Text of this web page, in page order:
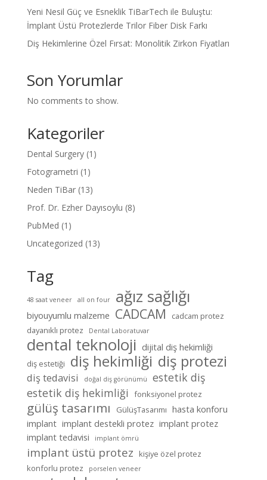
Yeni Nesil Güç ve Esneklik TiBarTech ile Buluştu:
İmplant Üstü Protezlerde Trilor Fiber Disk Farkı
Diş Hekimlerine Özel Fırsat: Monolitik Zirkon Fiyatları
Son Yorumlar
No comments to show.
Kategoriler
Dental Surgery(1)
Fotogrametri (1)
Neden TiBar(13)
Prof. Dr. Ezher Dayısoylu (8)
PubMed (1)
Uncategorized (13)
Tag
48 saat veneer all on four ağız sağlığı
biyouyumlu malzeme CADCAM
cadcam protez
dayanıklı protez
Dental Laboratuvar
dental teknoloji dijital diş hekimliği
diş estetiği diş hekimliği diş protezi
diş tedavisi doğal diş görünümü
estetik diş
estetik diş hekimliği fonksiyonel protez
gülüş tasarımı GülüşTasarımı hasta konforu
implant implant destekli protez implant protez
implant tedavisi
implant ömrü
implant üstü protez
kişiye özel protez
konforlu protez
porselen veneer